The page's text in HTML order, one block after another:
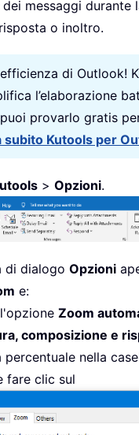
messaggi durante
o inoltro.
di Outlook!
l’elaborazione
provarlo gratis
subito Kutools per
> Opzioni.
di dialogo Opzioni
e:
Zoom
composizione e
percentuale nella
fare clic sul